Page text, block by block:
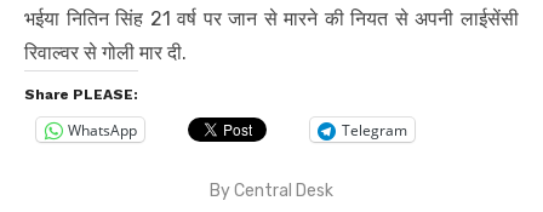
भईया नितिन सिंह 21 वर्ष पर जान से मारने की नियत से अपनी लाईसेंसी
रिवाल्वर से गोली मार दी.
Share PLEASE:
WhatsApp Telegram
ByCentral Desk